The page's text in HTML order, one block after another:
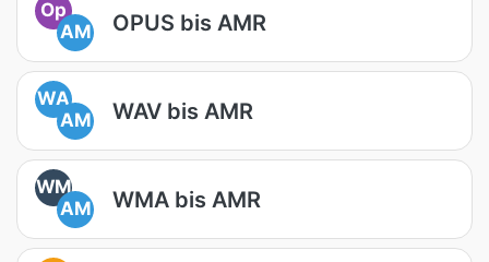
Op
AM
OPUS bis AMR
WA
AM
WAV bis AMR
WM
AM
WMA bis AMR